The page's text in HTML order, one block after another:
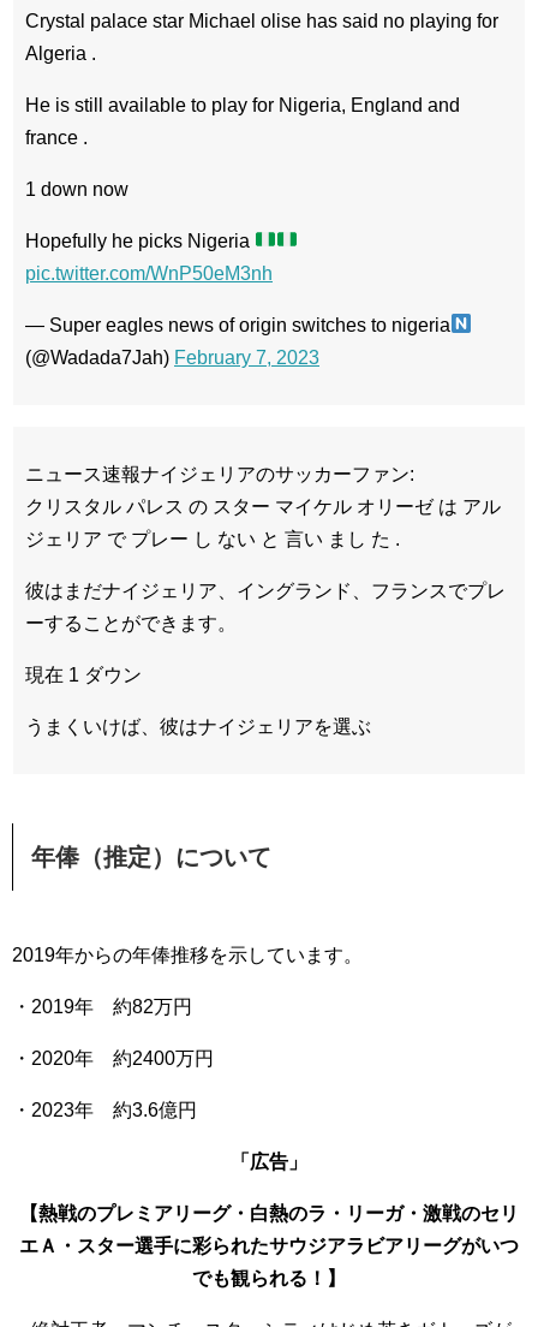
Crystal palace star Michael olise has said no playing for
Algeria .
He is still available to play for Nigeria, England and
france .
1 down now
Hopefully he picks Nigeria
pic.twitter.com/WnP50eM3nh
— Super eagles news of origin switches to nigeria
(@Wadada7Jah) February 7, 2023
ニュース速報ナイジェリアのサッカーファン:
クリスタル パレス の スター マイケル オリーゼ は アル
ジェリア で プレー し ない と 言い まし た .
彼はまだナイジェリア、イングランド、フランスでプレ
ーすることができます。
現在 1 ダウン
うまくいけば、彼はナイジェリアを選ぶ
年俸（推定）について
2019年からの年俸推移を示しています。
・2019年 約82万円
・2020年 約2400万円
・2023年 約3.6億円
「広告」
【熱戦のプレミアリーグ・白熱のラ・リーガ・激戦のセリ
エＡ・スター選手に彩られたサウジアラビアリーグがいつ
でも観られる！】